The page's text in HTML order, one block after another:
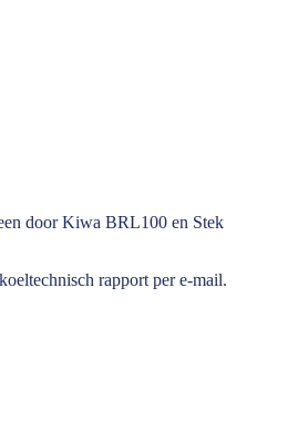
door Kiwa BRL100 en Stek
rapport per e-mail.